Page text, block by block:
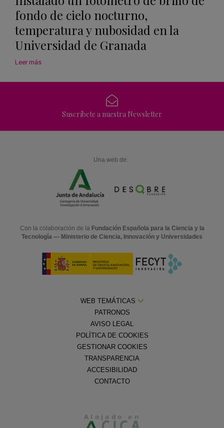
fondo de cielo nocturno,
temperatura y nubosidad en la
Universidad de Granada
Leer más
Suscríbete a nuestra Newsletter
Una web de:
Con la colaboración de la Fundación Española para la Ciencia y la
Tecnología — Ministerio de Ciencia, Innovación y Universidades
WEB TEMÁTICAS
PATRONOS
AVISO LEGAL
POLÍTICA DE COOKIES
GESTIONAR COOKIES
TRANSPARENCIA
ACCESIBILIDAD
CONTACTO